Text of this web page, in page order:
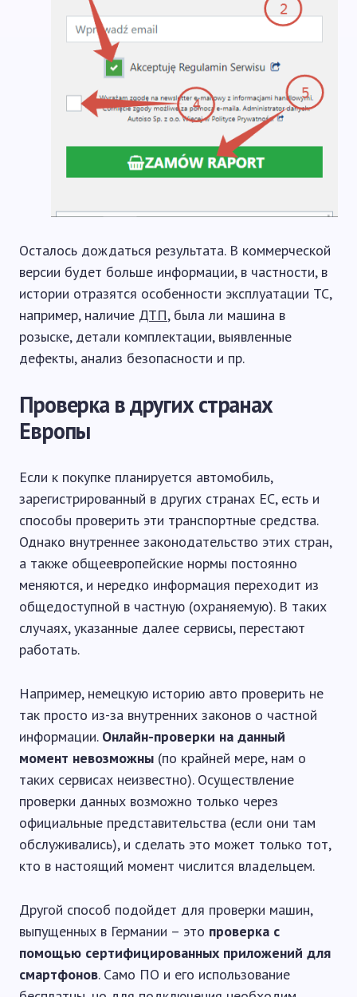
Осталось дождаться результата. В коммерческой
версии будет больше информации, в частности, в
истории отразятся особенности эксплуатации ТС,
например, наличие ДТП, была ли машина в
розыске, детали комплектации, выявленные
дефекты, анализ безопасности и пр.
Проверка в других странах
Европы
Если к покупке планируется автомобиль,
зарегистрированный в других странах ЕС, есть и
способы проверить эти транспортные средства.
Однако внутреннее законодательство этих стран,
а также общеевропейские нормы постоянно
меняются, и нередко информация переходит из
общедоступной в частную (охраняемую). В таких
случаях, указанные далее сервисы, перестают
работать.
Например, немецкую историю авто проверить не
так просто из-за внутренних законов о частной
информации. Онлайн-проверки на данный
момент невозможны (по крайней мере, нам о
таких сервисах неизвестно). Осуществление
проверки данных возможно только через
официальные представительства (если они там
обслуживались), и сделать это может только тот,
кто в настоящий момент числится владельцем.
Другой способ подойдет для проверки машин,
выпущенных в Германии – это проверка с
помощью сертифицированных приложений для
смартфонов. Само ПО и его использование